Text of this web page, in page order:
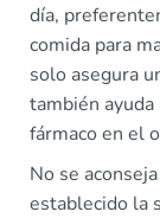
día,
comida para
solo asegura
también
fármaco en el
No se
establecido la